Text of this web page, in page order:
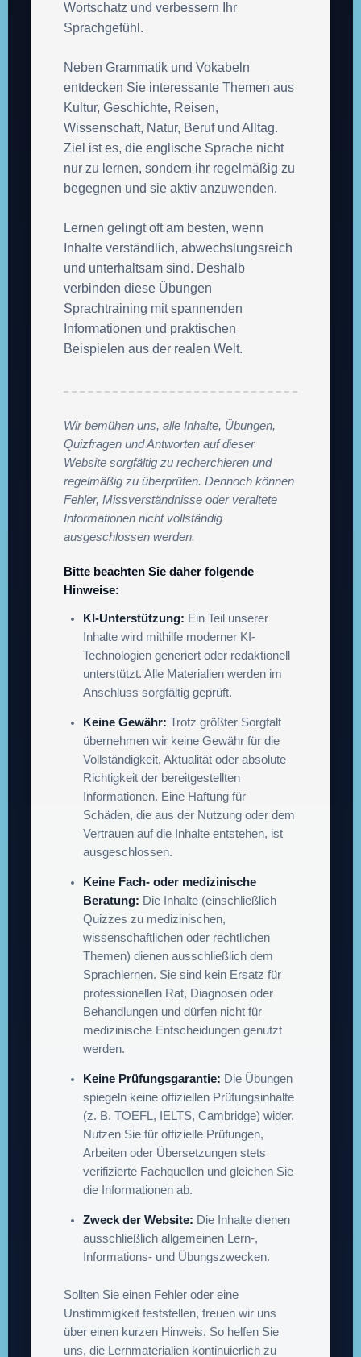
Wortschatz und verbessern Ihr
Sprachgefühl.
Neben Grammatik und Vokabeln
entdecken Sie interessante Themen aus
Kultur, Geschichte, Reisen,
Wissenschaft, Natur, Beruf und Alltag.
Ziel ist es, die englische Sprache nicht
nur zu lernen, sondern ihr regelmäßig zu
begegnen und sie aktiv anzuwenden.
Lernen gelingt oft am besten, wenn
Inhalte verständlich, abwechslungsreich
und unterhaltsam sind. Deshalb
verbinden diese Übungen
Sprachtraining mit spannenden
Informationen und praktischen
Beispielen aus der realen Welt.
Wir bemühen uns, alle Inhalte, Übungen,
Quizfragen und Antworten auf dieser
Website sorgfältig zu recherchieren und
regelmäßig zu überprüfen. Dennoch können
Fehler, Missverständnisse oder veraltete
Informationen nicht vollständig
ausgeschlossen werden.
Bitte beachten Sie daher folgende
Hinweise:
KI-Unterstützung: Ein Teil unserer
Inhalte wird mithilfe moderner KI-
Technologien generiert oder redaktionell
unterstützt. Alle Materialien werden im
Anschluss sorgfältig geprüft.
Keine Gewähr: Trotz größter Sorgfalt
übernehmen wir keine Gewähr für die
Vollständigkeit, Aktualität oder absolute
Richtigkeit der bereitgestellten
Informationen. Eine Haftung für
Schäden, die aus der Nutzung oder dem
Vertrauen auf die Inhalte entstehen, ist
ausgeschlossen.
Keine Fach- oder medizinische
Beratung: Die Inhalte (einschließlich
Quizzes zu medizinischen,
wissenschaftlichen oder rechtlichen
Themen) dienen ausschließlich dem
Sprachlernen. Sie sind kein Ersatz für
professionellen Rat, Diagnosen oder
Behandlungen und dürfen nicht für
medizinische Entscheidungen genutzt
werden.
Keine Prüfungsgarantie: Die Übungen
spiegeln keine offiziellen Prüfungsinhalte
(z. B. TOEFL, IELTS, Cambridge) wider.
Nutzen Sie für offizielle Prüfungen,
Arbeiten oder Übersetzungen stets
verifizierte Fachquellen und gleichen Sie
die Informationen ab.
Zweck der Website: Die Inhalte dienen
ausschließlich allgemeinen Lern-,
Informations- und Übungszwecken.
Sollten Sie einen Fehler oder eine
Unstimmigkeit feststellen, freuen wir uns
über einen kurzen Hinweis. So helfen Sie
uns, die Lernmaterialien kontinuierlich zu